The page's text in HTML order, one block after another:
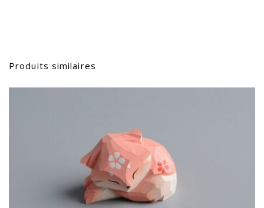
Produits similaires